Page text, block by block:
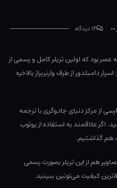
۱۴ دیدگاه
بود که اولین تریلر کامل و رسمی از
دامبلدور از طرف وارنربراز بالاخره
از مرکز دنیای جادوگری با ترجمه
علاقمند به استفاده از یوتوب
هم گذاشتیم.
هم از این تریلر بصورت رسمی
کیفیت می‌تونین ببینید.